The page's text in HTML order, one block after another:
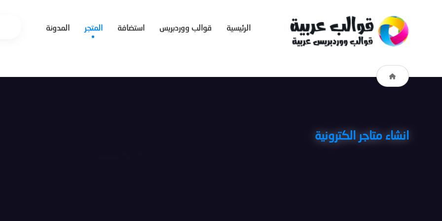
الرئيسية قوالب ووردبريس استضافة المتجر المدونة
انشاء متاجر الكترونية